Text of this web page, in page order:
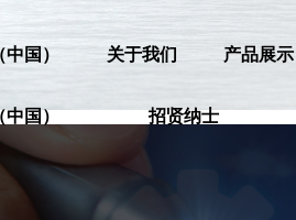
国） 关于我们 产品展示
中国） 招贤纳士